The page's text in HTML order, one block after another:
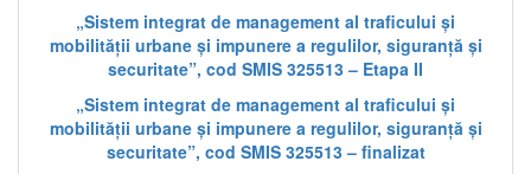
„Sistem integrat de management al traficului și
mobilității urbane și impunere a regulilor, siguranță și
securitate”, cod SMIS 325513 – Etapa II
„Sistem integrat de management al traficului și
mobilității urbane și impunere a regulilor, siguranță și
securitate”, cod SMIS 325513 – finalizat